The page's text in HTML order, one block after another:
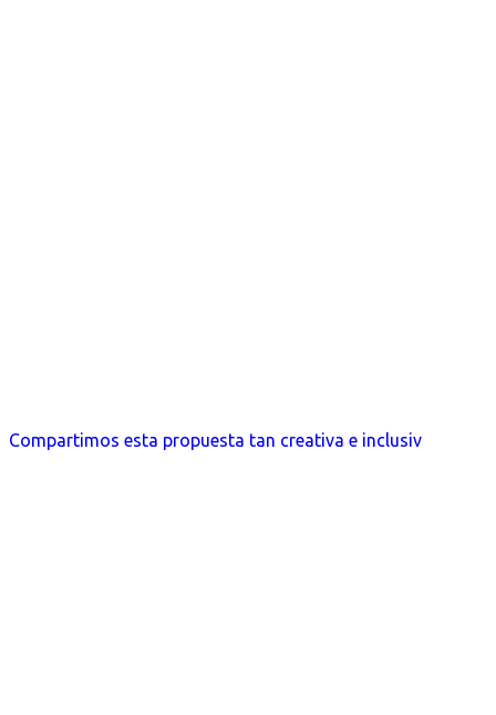
Compartimos esta propuesta tan creativa e inclusiv